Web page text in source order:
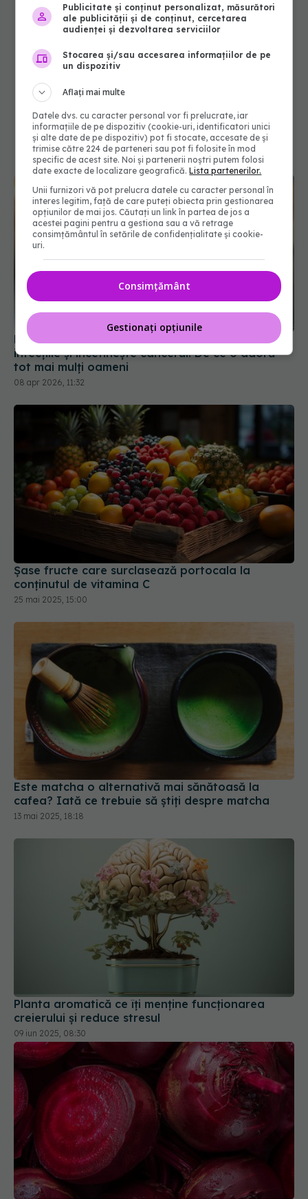
Planta numită "sângele verde" care distruge
infecțiile și încetinește cancerul. De ce o adoră
tot mai mulți oameni
08 apr 2026, 11:32
Șase fructe care surclasează portocala la
conținutul de vitamina C
25 mai 2025, 15:00
Este matcha o alternativă mai sănătoasă la
cafea? Iată ce trebuie să știți despre matcha
13 mai 2025, 18:18
Planta aromatică ce îți menține funcționarea
creierului și reduce stresul
09 iun 2025, 08:30
Publicitate și conținut personalizat, măsurători
ale publicității și de conținut, cercetarea
audienței și dezvoltarea serviciilor
Stocarea și/sau accesarea informațiilor de pe
un dispozitiv
Aflați mai multe
Datele dvs. cu caracter personal vor fi prelucrate, iar
informațiile de pe dispozitiv (cookie-uri, identificatori unici
și alte date de pe dispozitiv) pot fi stocate, accesate de și
trimise către 224 de parteneri sau pot fi folosite în mod
specific de acest site. Noi și partenerii noștri putem folosi
date exacte de localizare geografică.Lista partenerilor.
Unii furnizori vă pot prelucra datele cu caracter personal în
interes legitim, față de care puteți obiecta prin gestionarea
opțiunilor de mai jos. Căutați un link în partea de jos a
acestei pagini pentru a gestiona sau a vă retrage
consimțământul în setările de confidențialitate și cookie-
uri.
Consimțământ
Gestionați opțiunile